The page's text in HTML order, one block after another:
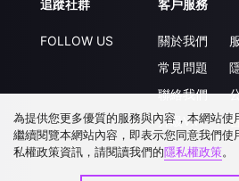
追蹤社群
FOLLOW US
客戶服務
關於我們
常見問題
聯絡我們
升級VIP
為提供您更多優質的服務與內容，本網站
繼續閱覽本網站內容，即表示您同意我們
私權政策資訊，請閱讀我們的隱私權政策。